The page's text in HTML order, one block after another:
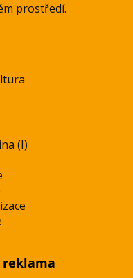
prostředí.
(I)
reklama